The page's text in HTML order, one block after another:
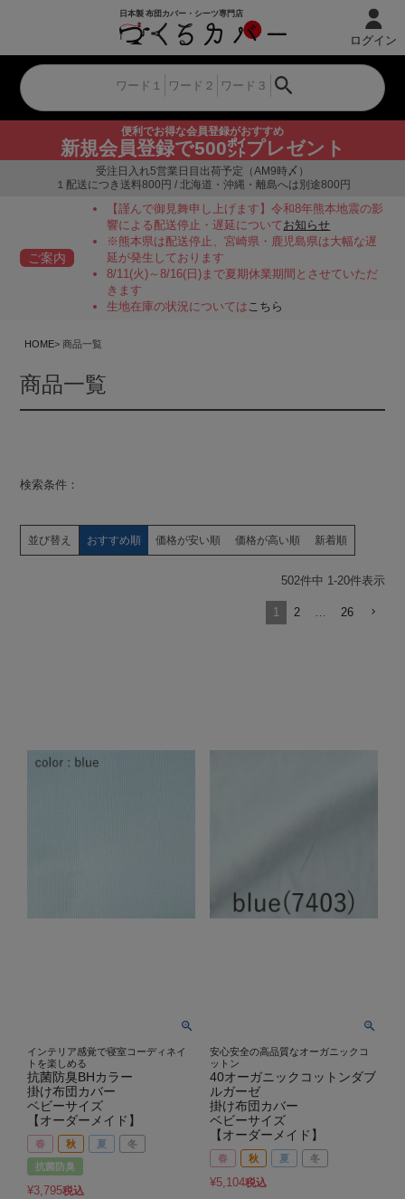
便利でお得な会員登録がおすすめ
新規会員登録で500㌽プレゼント
ログイン
受注日入れ5営業日目出荷予定（AM9時〆）
１配送につき送料800円 / 北海道・沖縄・離島へは別途800円
ご案内
【謹んで御見舞申し上げます】令和8年熊本地震の影
響による配送停止・遅延についてお知らせ
※熊本県は配送停止、宮崎県・鹿児島県は大幅な遅
延が発生しております
8/11(火)～8/16(日)まで夏期休業期間とさせていただ
きます
生地在庫の状況についてはこちら
HOME 商品一覧
商品一覧
検索条件：
並び替え おすすめ順 価格が安い順 価格が高い順 新着順
502件中 1-20件表示
1 2 … 26
インテリア感覚で寝室コーディネイ
トを楽しめる
抗菌防臭BHカラー
掛け布団カバー
ベビーサイズ
【オーダーメイド】
春 秋 夏 冬
抗菌防臭
¥3,795税込
安心安全の高品質なオーガニックコ
ットン
40オーガニックコットンダブ
ルガーゼ
掛け布団カバー
ベビーサイズ
【オーダーメイド】
春 秋 夏 冬
¥5,104税込